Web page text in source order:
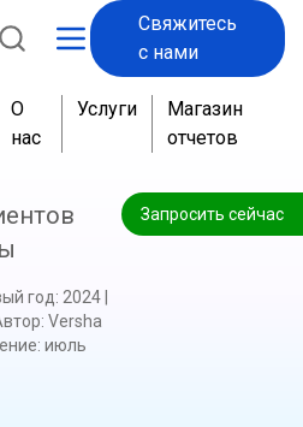
Свяжитесь
с нами
О
нас
Услуги
Магазин
отчетов
Запросить сейчас
год: 2024
: Versha
: июль